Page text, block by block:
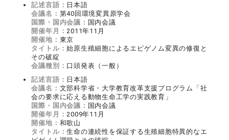
記述言語： 日本語
会議名： 第40回環境変異原学会
国際・国内会議： 国内会議
開催年月： 2011年11月
開催地： 東京
タイトル：始原生殖細胞によるエピゲノム変異の修復と
その破綻
会議種別： 口頭発表（一般）
記述言語： 日本語
会議名： 文部科学省・大学教育改革支援プログラム「社
会の要求に応える動物生命工学の実践教育」
国際・国内会議： 国内会議
開催年月： 2009年11月
開催地： 和歌山
タイトル：生命の連続性を保証する生殖細胞特異的なエ